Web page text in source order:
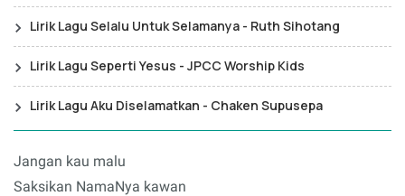
Lirik Lagu Selalu Untuk Selamanya - Ruth Sihotang
Lirik Lagu Seperti Yesus - JPCC Worship Kids
Lirik Lagu Aku Diselamatkan - Chaken Supusepa
Jangan kau malu
Saksikan NamaNya kawan